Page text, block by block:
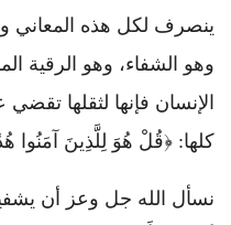
ينصرف لكل هذه المعاني
وهو الشفاء، وهو الرقية
الإنسان فإنها لثقلها
كلها: ﴿قُلْ هُوَ لِلَّذِينَ آمَنُوا
نسأل الله جل وعز أن